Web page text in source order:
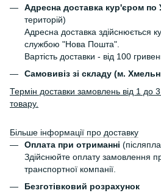
Адресна доставка кур'єром по
територій)
Адресна доставка здійснюється
службою "Нова Пошта".
Вартість доставки - від 100
Самовивіз зі складу (м.
Термін доставки замовлень від 1 до 3
товару.
Більше інформації про доставку
Оплата при отриманні
Здійснюйте оплату замовлення
транспортної компанії.
Безготівковий розрахунок